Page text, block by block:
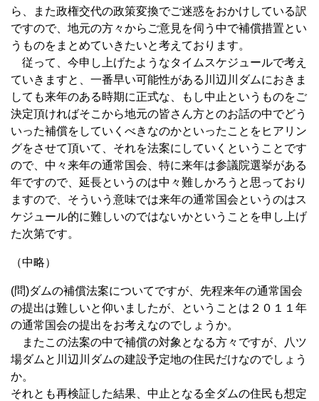
ら、また政権交代の政策変換でご迷惑をおかけしている訳
ですので、地元の方々からご意見を伺う中で補償措置とい
うものをまとめていきたいと考えております。
従って、今申し上げたようなタイムスケジュールで考え
ていきますと、一番早い可能性がある川辺川ダムにおきま
しても来年のある時期に正式な、もし中止というものをご
決定頂ければそこから地元の皆さん方とのお話の中でどう
いった補償をしていくべきなのかといったことをヒアリン
グをさせて頂いて、それを法案にしていくということです
ので、中々来年の通常国会、特に来年は参議院選挙がある
年ですので、延長というのは中々難しかろうと思っており
ますので、そういう意味では来年の通常国会というのはス
ケジュール的に難しいのではないかということを申し上げ
た次第です。
（中略）
(問)ダムの補償法案についてですが、先程来年の通常国会
の提出は難しいと仰いましたが、ということは２０１１年
の通常国会の提出をお考えなのでしょうか。
またこの法案の中で補償の対象となる方々ですが、八ツ
場ダムと川辺川ダムの建設予定地の住民だけなのでしょう
か。
それとも再検証した結果、中止となる全ダムの住民も想定